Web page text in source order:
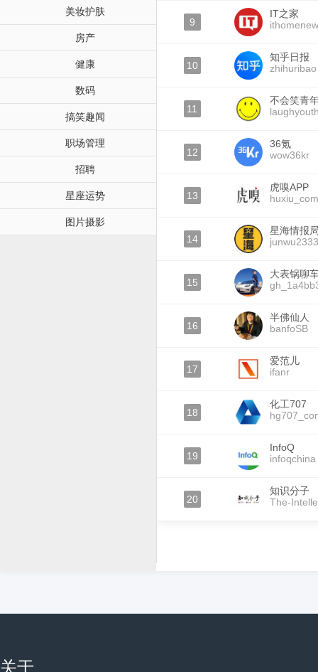
美妆护肤
房产
健康
数码
搞笑趣闻
职场管理
招聘
星座运势
图片摄影
9
IT之家
10
知乎日报
zhihuribao
11
不会笑青
12
36氪
wow36kr
13
虎嗅APP
huxiu_com
14
星海情报
junwu2333
15
大表锅聊
16
半佛仙人
banfoSB
17
爱范儿
ifanr
18
化工707
19
InfoQ
infoqchina
20
知识分子
The-
关于